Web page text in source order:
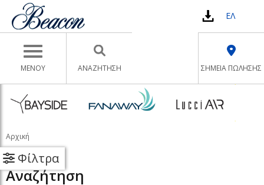
Toggle navigation
ΜΕΝΟΥ
ΕΛ
ΣΗΜΕΙΑ ΠΩΛΗΣΗΣ
ΑΝΑΖΉΤΗΣΗ
Αρχική
Φίλτρα
Αναζήτηση